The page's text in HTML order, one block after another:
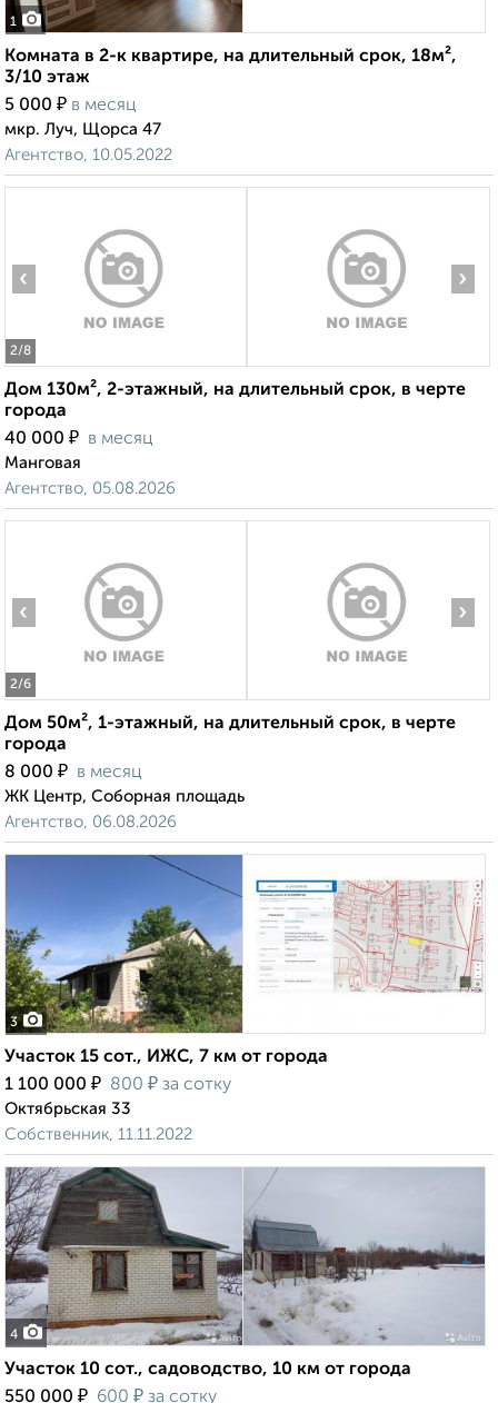
1
Комната в 2-к квартире, на длительный срок, 18м²,
3/10 этаж
5 000 ₽ в месяц
мкр. Луч, Щорса 47
Агентство, 10.05.2022
2/8
‹ ›
Дом 130м², 2-этажный, на длительный срок, в черте
города
40 000 ₽ в месяц
Манговая
Агентство, 05.08.2026
2/6
‹ ›
Дом 50м², 1-этажный, на длительный срок, в черте
города
8 000 ₽ в месяц
ЖК Центр, Соборная площадь
Агентство, 06.08.2026
3
Участок 15 сот., ИЖС, 7 км от города
1 100 000 ₽ 800 ₽ за сотку
Октябрьская 33
Собственник, 11.11.2022
4
Участок 10 сот., садоводство, 10 км от города
550 000 ₽ 600 ₽ за сотку